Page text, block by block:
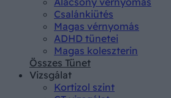
Csalánkiütés
Magas vérnyomás
ADHD tünetei
Magas koleszterin
Összes Tünet
Vizsgálat
Kortizol szint